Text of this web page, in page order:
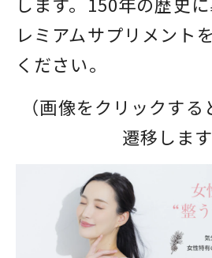
レミアムサプリメント
ください。
（画像をクリックす
遷移します